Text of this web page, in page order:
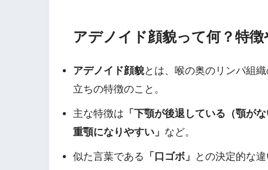
アデノイド顔貌って何？特
アデノイド顔貌とは、喉の奥のリンパ組
立ちの特徴のこと。
主な特徴は 「下顎が後退している（顎が
重顎になりやすい」 など。
似た言葉である 「口ゴボ」 との決定的な